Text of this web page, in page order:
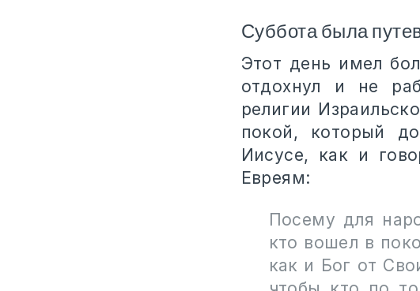
Суббота была
Этот день имел
отдохнул и не
религии
покой, который
Иисусе, как и
Евреям:
Посему для
кто вошел в
как и Бог от